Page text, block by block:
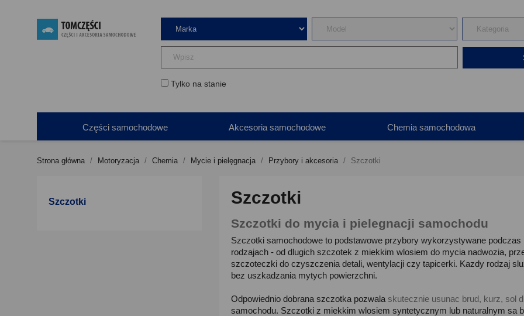
Tylko na stanie
Części samochodowe Akcesoria samochodowe Chemia samochodowa
Strona główna Motoryzacja Chemia Mycie i pielęgnacja Przybory i akcesoria Szczotki
Szczotki Szczotki
Szczotki do mycia i pielegnacji samochodu
Szczotki samochodowe to podstawowe przybory wykorzystywane
rodzajach - od dlugich szczotek z miekkim wlosiem do mycia nadwozia,
szczoteczki do czyszczenia detali, wentylacji czy tapicerki. Kazdy rodzaj
bez uszkadzania mytych powierzchni.
Odpowiednio dobrana szczotka pozwala skutecznie usunac brud, kurz, sol
samochodu. Szczotki z miekkim wlosiem syntetycznym lub naturalnym sa